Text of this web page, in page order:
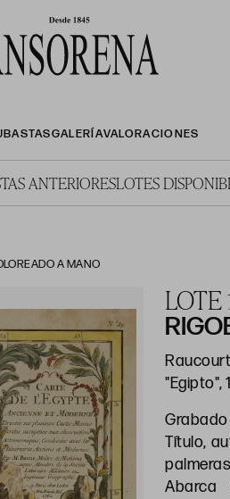
GALERÍAVALORACIONES
ANTERIORESLOTES
A MANO
LOTE
"Egipto",
Título,